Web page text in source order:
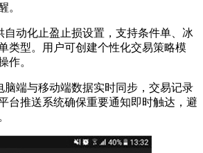
。
自动化止盈止损设置，支持条件单、冰
类型。用户可创建个性化交易策略模
作。
脑端与移动端数据实时同步，交易记录
台推送系统确保重要通知即时触达，避